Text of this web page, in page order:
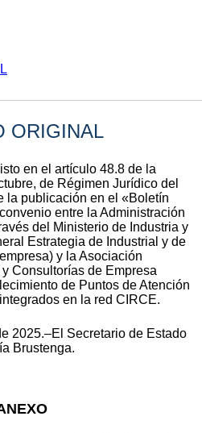
ORIGINAL
en el artículo 48.8 de la
de Régimen Jurídico del
la publicación en el «Boletín
entre la Administración
del Ministerio de Industria y
Estrategia de Industrial y de
y la Asociación
Consultorías de Empresa
de Puntos de Atención
en la red CIRCE.
2025.–El Secretario de Estado
Brustenga.